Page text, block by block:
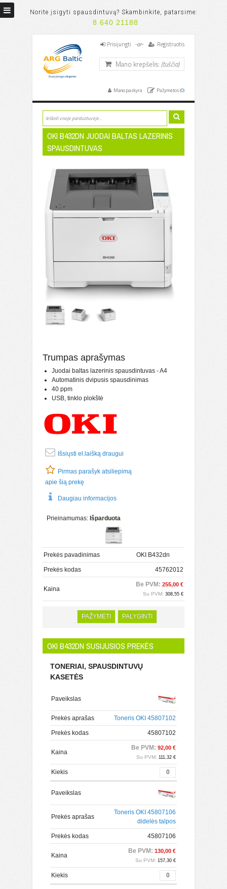
Norite įsigyti spausdintuvą? Skambinkite, patarsime:
8 640 21188
Prisijungti -ar- Registruotis
Mano krepšelis: (tuščia)
Mano paskyra Pažymėtos (0)
OKI B432DN JUODAI BALTAS LAZERINIS
SPAUSDINTUVAS
Trumpas aprašymas
Juodai baltas lazerinis spausdintuvas - A4
Automatinis dvipusis spausdinimas
40 ppm
USB, tinklo plokštė
Išsiųsti el.laišką draugui
Pirmas parašyk atsiliepimą
apie šią prekę
Daugiau informacijos
Prieinamumas: Išparduota
Prekės pavadinimas OKI B432dn
Prekės kodas 45762012
Kaina
Be PVM: 255,00 €
Su PVM: 308,55 €
PAŽYMĖTI PALYGINTI
OKI B432DN SUSIJUSIOS PREKĖS
TONERIAI, SPAUSDINTUVŲ
KASETĖS
Paveikslas
Prekės aprašas Toneris OKI 45807102
Prekės kodas 45807102
Kaina
Be PVM: 92,00 €
Su PVM: 111,32 €
Kiekis
Paveikslas
Prekės aprašas
Toneris OKI 45807106
didelės talpos
Prekės kodas 45807106
Kaina
Be PVM: 130,00 €
Su PVM: 157,30 €
Kiekis